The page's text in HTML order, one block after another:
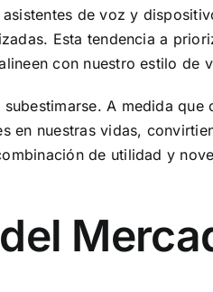
de voz y
Esta tendencia a
con nuestro estilo de
A medida que
en nuestras vidas,
de utilidad y